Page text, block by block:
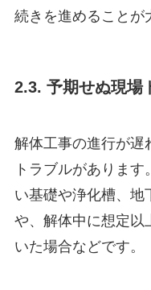
続きを進めることが
2.3. 予期せぬ現場
解体工事の進行が遅
トラブルがありま
い基礎や浄化槽、地
や、解体中に想定以
いた場合などです。